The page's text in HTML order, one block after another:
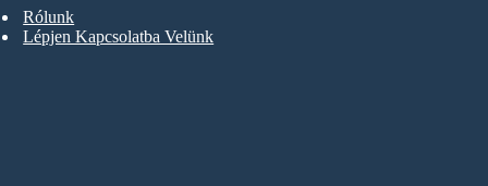
Rólunk
Lépjen Kapcsolatba Velünk